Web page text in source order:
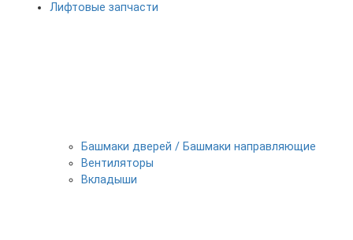
Лифтовые запчасти
Башмаки дверей / Башмаки направляющие
Вентиляторы
Вкладыши